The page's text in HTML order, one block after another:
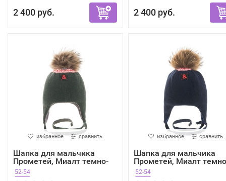
2 400 руб. 2 400 руб.
избранное сравнить
Шапка для мальчика
Прометей, Миалт темно-
зе...
52-54
избранное сравнить
Шапка для мальчика
Прометей, Миалт
си...
52-54